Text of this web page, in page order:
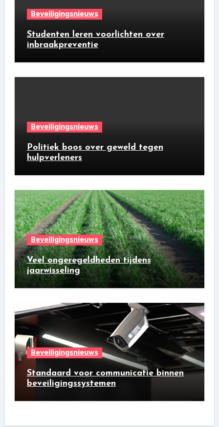
Beveiligingsnieuws
Studenten leren voorlichten over
inbraakpreventie
Beveiligingsnieuws
Politiek boos over geweld tegen
hulpverleners
Beveiligingsnieuws
Veel ongeregeldheden tijdens
jaarwisseling
Beveiligingsnieuws
Standaard voor communicatie binnen
beveiligingssystemen